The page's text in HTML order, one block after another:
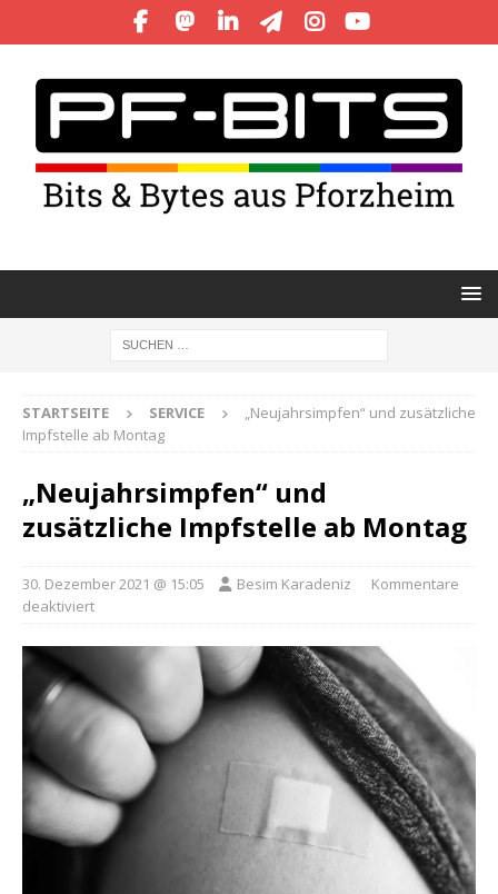
STARTSEITE SERVICE
„Neujahrsimpfen“ und zusätzliche
Impfstelle ab Montag
„Neujahrsimpfen“ und
zusätzliche Impfstelle ab Montag
30. Dezember 2021 @ 15:05 Besim Karadeniz
Kommentare
deaktiviert